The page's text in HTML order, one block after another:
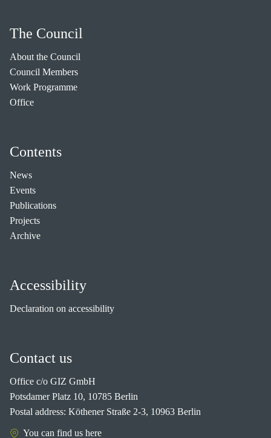
The Council
About the Council
Council Members
Work Programme
Office
Contents
News
Events
Publications
Projects
Archive
Accessibility
Declaration on accessibility
Contact us
Office c/o GIZ GmbH
Potsdamer Platz 10, 10785 Berlin
Postal address: Köthener Straße 2-3, 10963 Berlin
You can find us here